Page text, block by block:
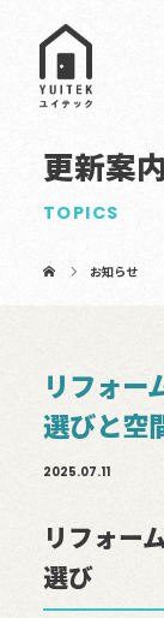
更新案内
TOPICS
お知らせ
リフォー
選びと空
2025.07.11
リフォー
選び